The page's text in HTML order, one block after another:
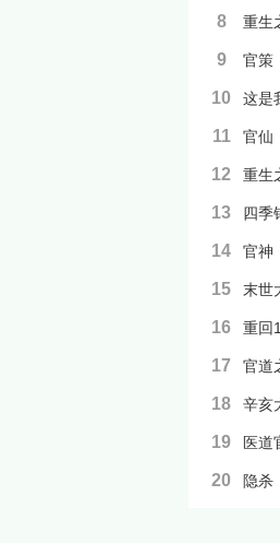
8 重生
9 官策
10 这是
11 官仙
12 重生
13 四季
14 官神
15 末世
16 重回
17 官道
18 辛亥
19 医道
20 隐杀